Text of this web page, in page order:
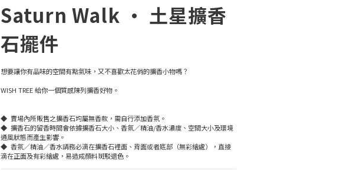
Saturn Walk · 土星擴香
石擺件
想要讓你有品味的空間有點氣味，又不喜歡太花俏的擴香小物嗎？
WISH TREE 給你一個質感陳列擴香好物。
◆  賣場內所販售之擴香石均屬無香款，需自行添加香氛。
◆  擴香石的留香時間會依據擴香石大小、香氛／精油/香水濃度、空間大小及環境
通風狀態而產生影響。
◆  香氛／精油／香水請務必滴在擴香石裡面、背面或者底部（無彩繪處），直接
滴在正面及有彩繪處，易造成顏料斑駁退色。